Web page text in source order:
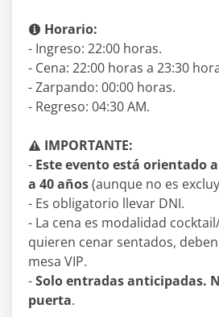
Horario:
- Ingreso: 22:00 horas.
- Cena: 22:00 horas a 23:30
- Zarpando: 00:00 horas.
- Regreso: 04:30 AM.
IMPORTANTE:
- Este evento está orientado
a 40 años(aunque no es
- Es obligatorio llevar DNI.
- La cena es modalidad
quieren cenar sentados,
mesa VIP.
-Solo entradas anticipadas.
puerta.